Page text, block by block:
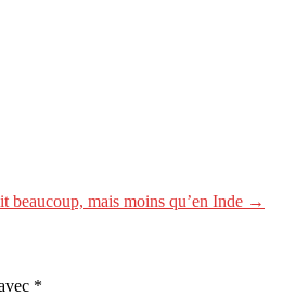
beaucoup, mais moins qu’en Inde →
*